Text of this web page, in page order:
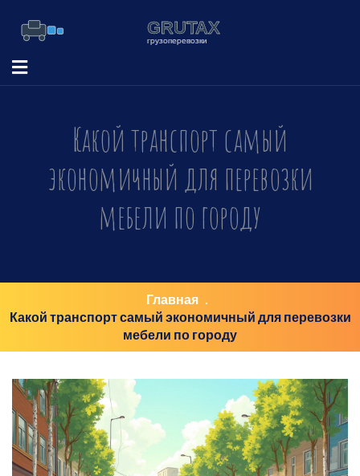
Какой транспорт самый
экономичный для перевозки
мебели по городу
Главная
Какой транспорт самый экономичный для перевозки
мебели по городу